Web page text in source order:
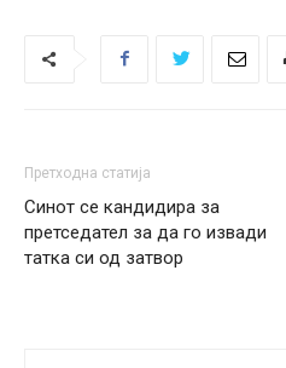
Претходна статија
Синот се кандидира за
претседател за да го извади
татка си од затвор